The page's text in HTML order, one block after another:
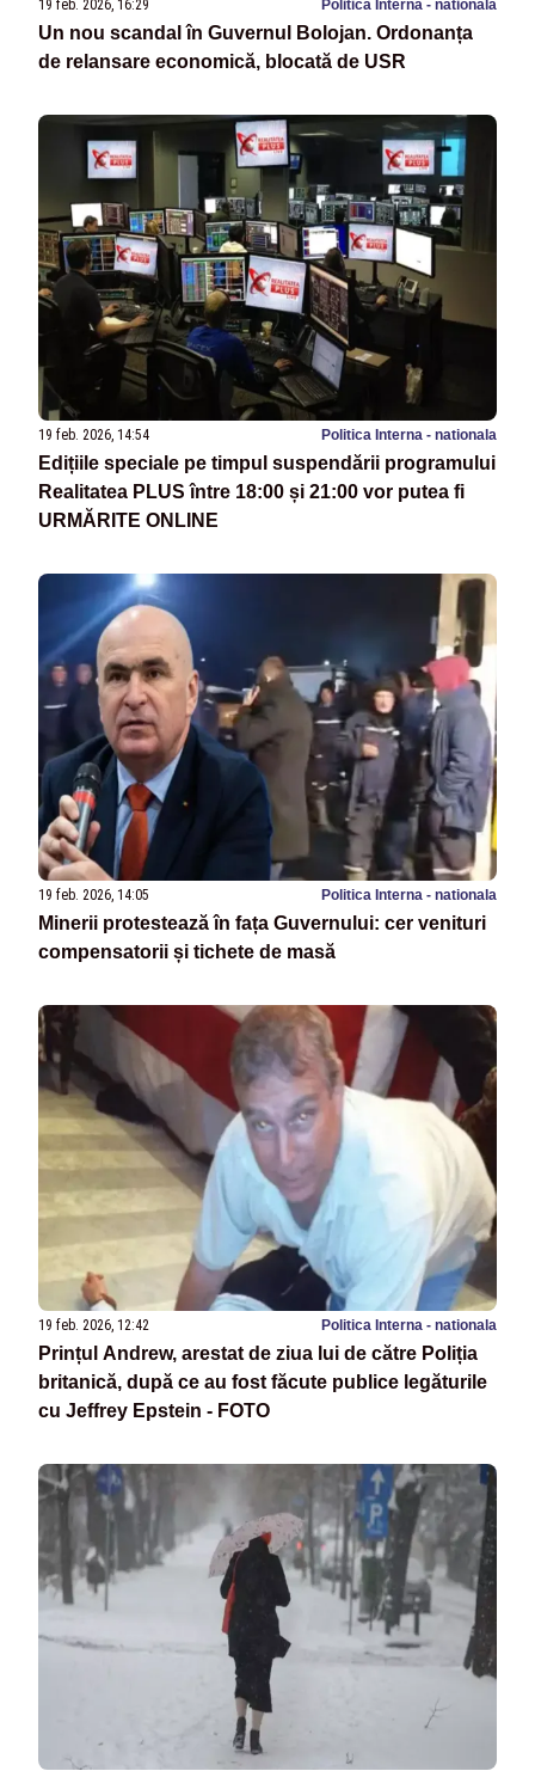
19 feb. 2026, 16:29 Politica Interna - nationala
Un nou scandal în Guvernul Bolojan. Ordonanța
de relansare economică, blocată de USR
19 feb. 2026, 14:54 Politica Interna - nationala
Edițiile speciale pe timpul suspendării programului
Realitatea PLUS între 18:00 și 21:00 vor putea fi
URMĂRITE ONLINE
19 feb. 2026, 14:05 Politica Interna - nationala
Minerii protestează în fața Guvernului: cer venituri
compensatorii și tichete de masă
19 feb. 2026, 12:42 Politica Interna - nationala
Prințul Andrew, arestat de ziua lui de către Poliția
britanică, după ce au fost făcute publice legăturile
cu Jeffrey Epstein - FOTO